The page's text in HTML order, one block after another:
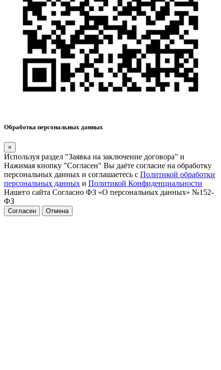
Обработка персональных данных
×
Используя раздел "Заявка на заключение договора" и
Нажимая кнопку "Согласен" Вы даёте согласие на обработку
персональных данных и соглашаетесь с Политикой обработки
персональных данных и Политикой Конфиденциальности
Нашего сайта Согласно ФЗ «О персональных данных» №152-
ФЗ
Согласен Отмена